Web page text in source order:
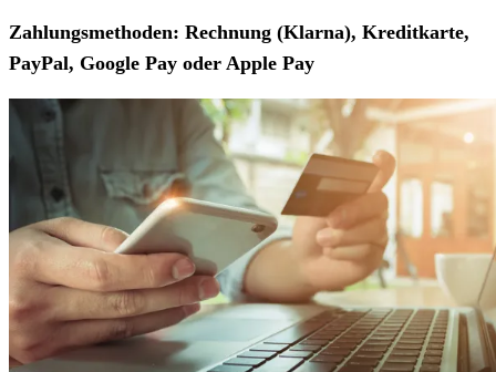
Zahlungsmethoden: Rechnung (Klarna), Kreditkarte,
PayPal, Google Pay oder Apple Pay